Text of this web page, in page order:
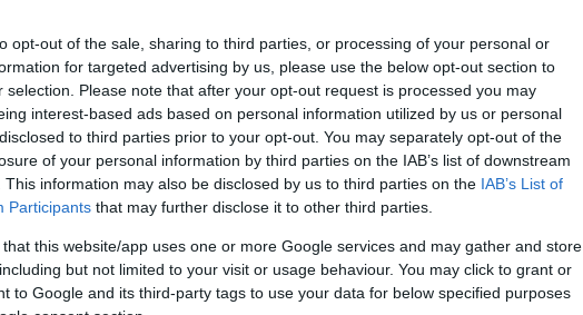
opt-out of the sale, sharing to third parties, or processing of your personal or
for targeted advertising by us, please use the below opt-out section to
selection. Please note that after your opt-out request is processed you may
interest-based ads based on personal information utilized by us or personal
to third parties prior to your opt-out. You may separately opt-out of the
of your personal information by third parties on the IAB’s list of downstream
This information may also be disclosed by us to third parties on the IAB’s List of
Participants that may further disclose it to other third parties.
that this website/app uses one or more Google services and may gather and store
but not limited to your visit or usage behaviour. You may click to grant or
to Google and its third-party tags to use your data for below specified purposes